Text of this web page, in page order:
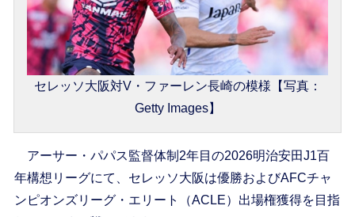
セレッソ大阪対V・ファーレン長崎の模様【写真：
Getty Images】
アーサー・パパス監督体制2年目の2026明治安田J1百
年構想リーグにて、セレッソ大阪は優勝およびAFCチャ
ンピオンズリーグ・エリート（ACLE）出場権獲得を目指